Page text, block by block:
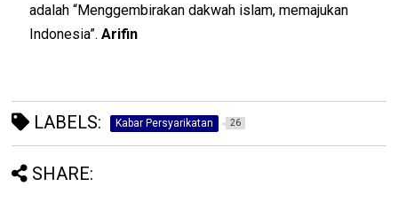
adalah “Menggembirakan dakwah islam, memajukan
Indonesia”.Arifin
LABELS: Kabar Persyarikatan 26
SHARE: